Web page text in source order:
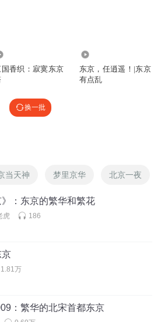
国香织：寂寞东京
东京，任逍遥！|东京
有点乱
换一批
当天神 梦里京华 北京一夜
：东京的繁华和繁花
虎 186
京
1.81万
：繁华的北宋首都东京